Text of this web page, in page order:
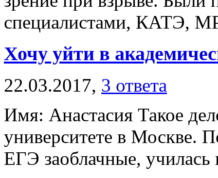
специалистами, КАТЭ,
Хочу уйти в
22.03.2017, 3 ответа
Имя: Анастасия Такое
университете в Москве.
ЕГЭ заоблачные, училась